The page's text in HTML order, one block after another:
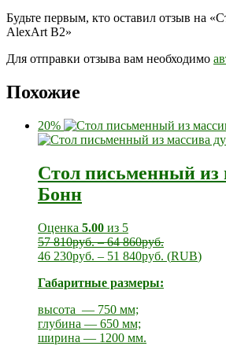
Будьте первым, кто оставил отзыв на
AlexArt B2»
Для отправки отзыва вам необходимо
Похожие
20%
Стол письменный из
Бонн
Оценка 5.00 из 5
57 810руб.–64 860руб.
46 230руб. – 51 840руб. (RUB)
Габаритные размеры:
высота — 750 мм;
глубина — 650 мм;
ширина — 1200 мм.